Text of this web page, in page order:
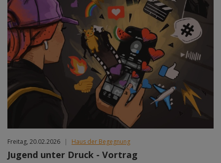
Freitag, 20.02.2026 | Haus der Begegnung
Jugend unter Druck - Vortrag